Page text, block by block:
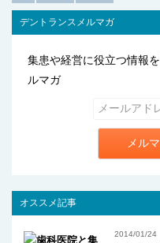
デントランスメルマガ
集患や経営に役立つ情報
ルマガ
メル
オススメ記事
2014/01/24